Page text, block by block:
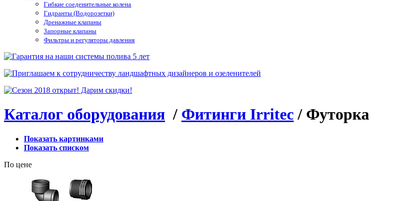
Гибкие соеденительные колена
Гидранты (Водорозетки)
Дренажные клапаны
Запорные клапаны
Фильтры и регуляторы давления
Каталог оборудования / Фитинги Irritec/ Футорка
Показать картинками
Показать списком
По цене